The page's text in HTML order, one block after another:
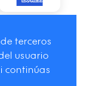
terceros
usuario
continúas